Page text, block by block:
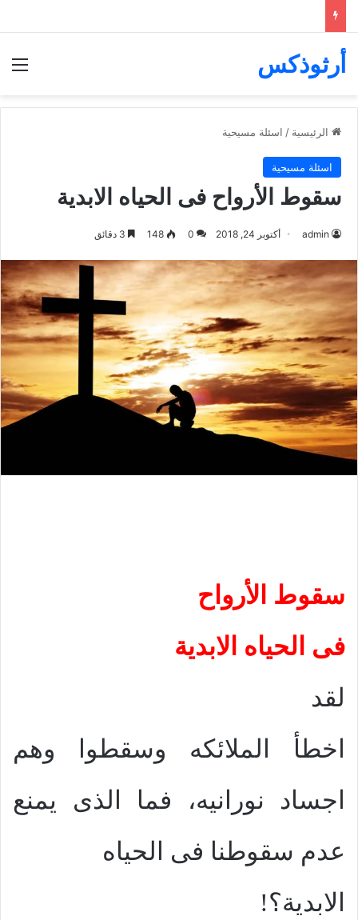
أرثوذكس
الرئيسية / اسئلة مسيحية
اسئلة مسيحية
سقوط الأرواح فى الحياه الابدية
admin أكتوبر 24, 2018 0
148
سقوط الأرواح
فى الحياه الابدية
لقد
اخطأ الملائكه وسقطوا وهم
اجساد نورانيه، فما الذى يمنع
عدم سقوطنا فى الحياه
الابدية؟!